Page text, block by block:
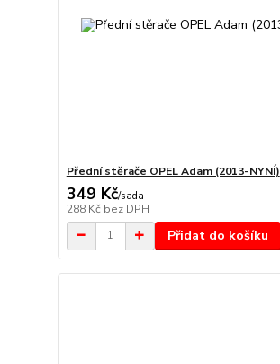
Přední stěrače OPEL Adam (2013-NYNÍ)
349 Kč/sada
288 Kč bez DPH
Přidat do košíku